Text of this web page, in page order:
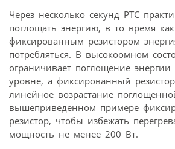
Через несколько секунд PTC
поглощать энергию, в то время
фиксированным резистором
потребляться. В высокоомном
ограничивает поглощение
уровне, а фиксированный
линейное возрастание
вышеприведенном примере
резистор, чтобы избежать
мощность не менее 200 Вт.